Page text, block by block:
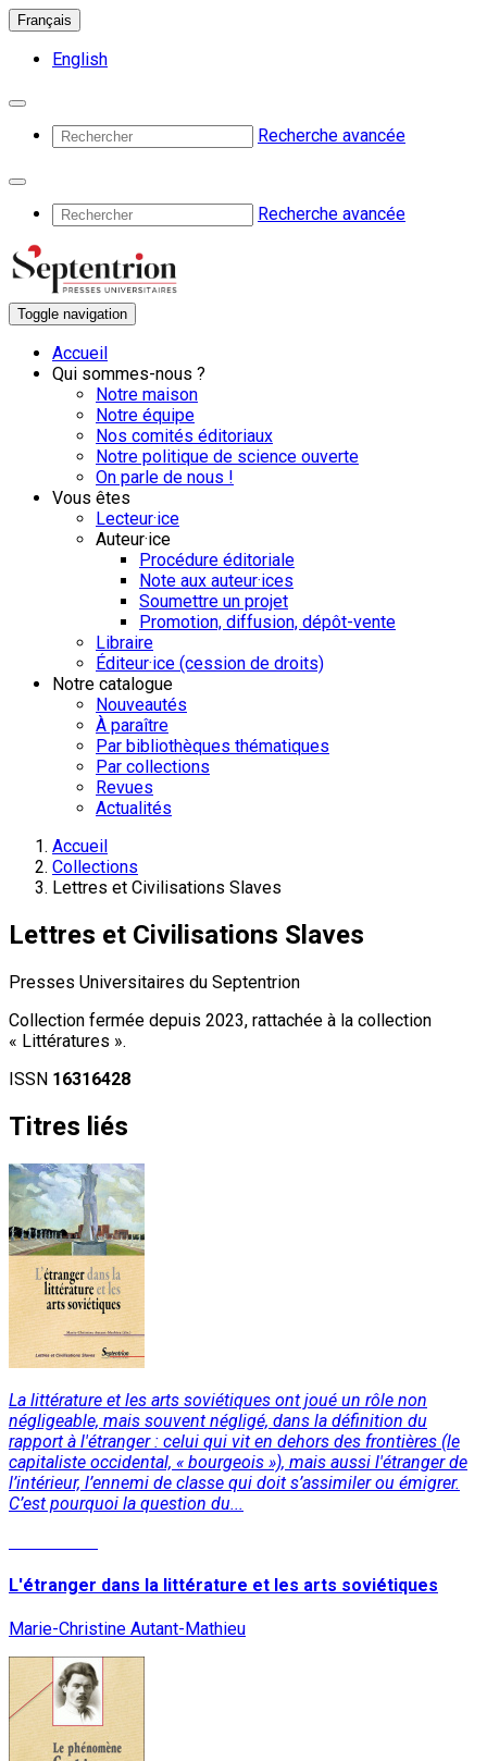
Français
English
Recherche avancée
Recherche avancée
Toggle navigation
Accueil
Qui sommes-nous ?
Notre maison
Notre équipe
Nos comités éditoriaux
Notre politique de science ouverte
On parle de nous !
Vous êtes
Lecteur·ice
Auteur·ice
Procédure éditoriale
Note aux auteur·ices
Soumettre un projet
Promotion, diffusion, dépôt-vente
Libraire
Éditeur·ice (cession de droits)
Notre catalogue
Nouveautés
À paraître
Par bibliothèques thématiques
Par collections
Revues
Actualités
Accueil
Collections
Lettres et Civilisations Slaves
Lettres et Civilisations Slaves
Presses Universitaires du Septentrion
Collection fermée depuis 2023, rattachée à la collection
« Littératures ».
ISSN 16316428
Titres liés
La littérature et les arts soviétiques ont joué un rôle non
négligeable, mais souvent négligé, dans la définition du
rapport à l'étranger : celui qui vit en dehors des frontières (le
capitaliste occidental, « bourgeois »), mais aussi l'étranger de
l’intérieur, l’ennemi de classe qui doit s’assimiler ou émigrer.
C’est pourquoi la question du...
L'étranger dans la littérature et les arts soviétiques
Marie-Christine Autant-Mathieu